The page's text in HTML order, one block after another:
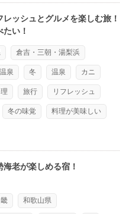
ッシュとグルメを楽しむ旅！
い！
倉吉・三朝・湯梨浜
泉 冬 温泉 カニ
旅行 リフレッシュ
冬の味覚 料理が美味しい
老が楽しめる宿！
和歌山県